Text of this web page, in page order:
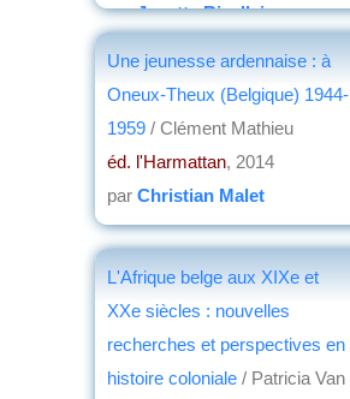
parJosette Rivallain
Une jeunesse ardennaise : à
Oneux-Theux (Belgique) 1944-
1959 / Clément Mathieu
éd. l'Harmattan, 2014
par Christian Malet
L'Afrique belge aux XIXe et
XXe siècles : nouvelles
recherches et perspectives en
histoire coloniale / Patricia Van